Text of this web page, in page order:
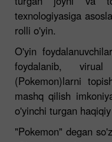
texnologiyasiga
rolli o'yin.
O'yin
foydalanib,
(Pokemon)larni
mashq qilish
o'yinchi turgan
"Pokemon" degan